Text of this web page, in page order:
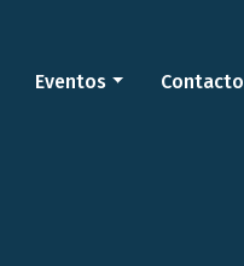
Eventos Contacto